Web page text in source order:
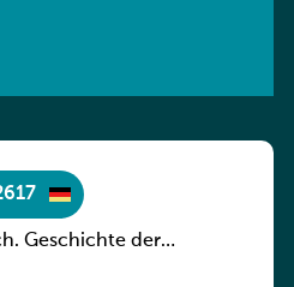
Geschichte der
in Beispielen